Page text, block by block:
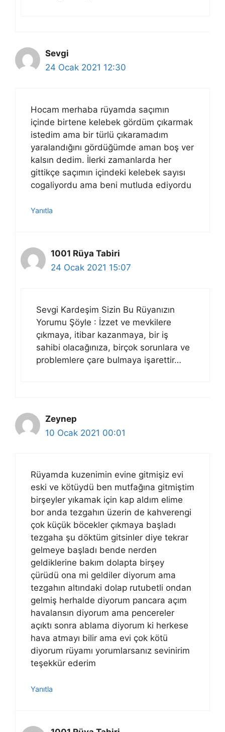
Sevgi
24 Ocak 2021 12:30
Hocam merhaba rüyamda saçımın
içinde birtene kelebek gördüm çıkarmak
istedim ama bir türlü çıkaramadım
yaralandığını gördüğümde aman boş ver
kalsın dedim. İlerki zamanlarda her
gittikçe saçımın içindeki kelebek sayısı
cogaliyordu ama beni mutluda ediyordu
Yanıtla
1001 Rüya Tabiri
24 Ocak 2021 15:07
Sevgi Kardeşim Sizin Bu Rüyanızın
Yorumu Şöyle : İzzet ve mevkilere
çıkmaya, itibar kazanmaya, bir iş
sahibi olacağınıza, birçok sorunlara ve
problemlere çare bulmaya işarettir…
Zeynep
10 Ocak 2021 00:01
Rüyamda kuzenimin evine gitmişiz evi
eski ve kötüydü ben mutfağına gitmiştim
birşeyler yıkamak için kap aldım elime
bor anda tezgahın üzerin de kahverengi
çok küçük böcekler çıkmaya başladı
tezgaha şu döktüm gitsinler diye tekrar
gelmeye başladı bende nerden
geldiklerine bakım dolapta birşey
çürüdü ona mi geldiler diyorum ama
tezgahın altındaki dolap rutubetli ondan
gelmiş herhalde diyorum pancara açım
havalansın diyorum ama pencereler
açıktı sonra ablama diyorum ki herkese
hava atmayı bilir ama evi çok kötü
diyorum rüyamı yorumlarsanız sevinirim
teşekkür ederim
Yanıtla